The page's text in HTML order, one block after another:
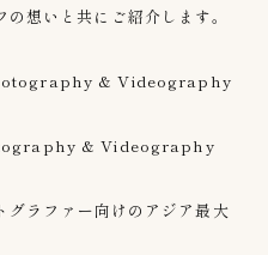
想いと共にご紹介します。
& Videography
& Videography
ラファー向けのアジア最大